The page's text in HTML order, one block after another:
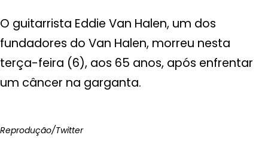
O guitarrista Eddie Van Halen, um dos
fundadores do Van Halen, morreu nesta
terça-feira (6), aos 65 anos, após enfrentar
um câncer na garganta.
Reprodução/Twitter